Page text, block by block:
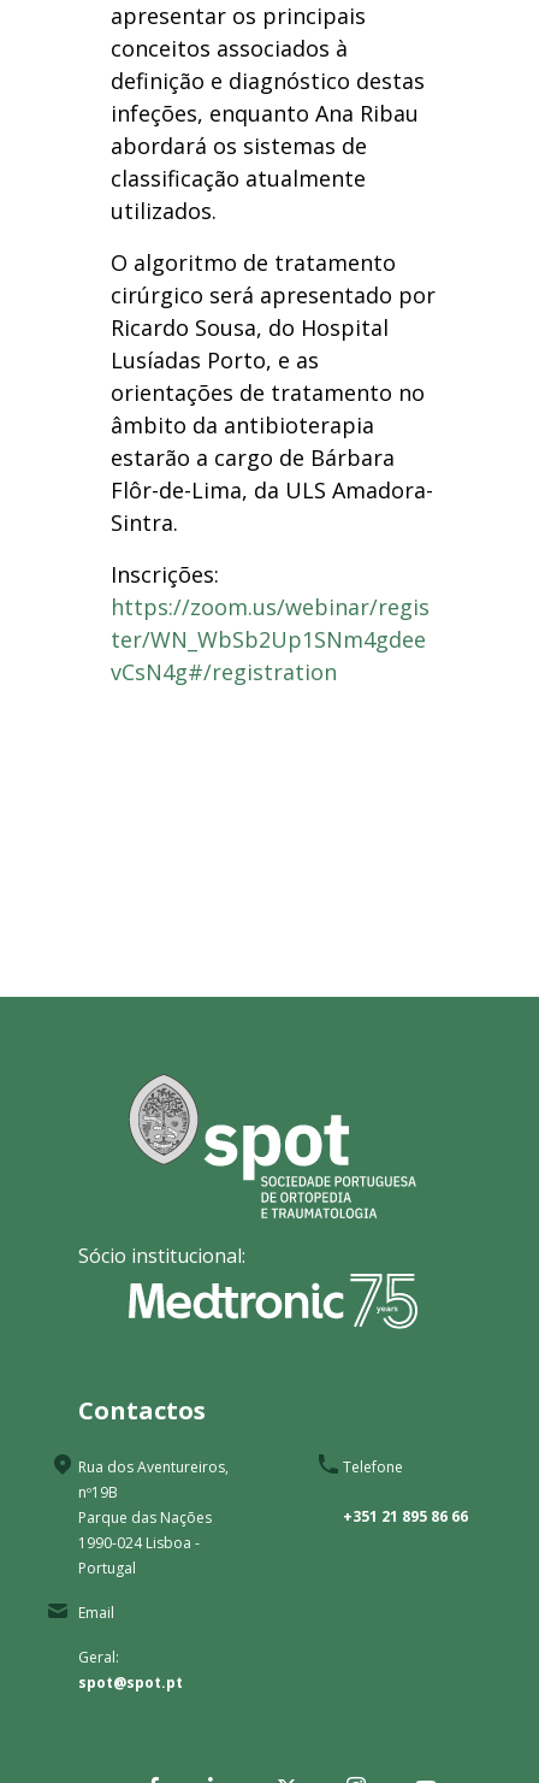
apresentar os principais
conceitos associados à
definição e diagnóstico destas
infeções, enquanto Ana Ribau
abordará os sistemas de
classificação atualmente
utilizados.
O algoritmo de tratamento
cirúrgico será apresentado por
Ricardo Sousa, do Hospital
Lusíadas Porto, e as
orientações de tratamento no
âmbito da antibioterapia
estarão a cargo de Bárbara
Flôr-de-Lima, da ULS Amadora-
Sintra.
Inscrições:
https://zoom.us/webinar/regis
ter/WN_WbSb2Up1SNm4gdee
vCsN4g#/registration
Sócio institucional:
Contactos
Rua dos Aventureiros,
nº19B
Parque das Nações
1990-024 Lisboa -
Portugal
Telefone
+351 21 895 86 66
Email
Geral:
spot@spot.pt